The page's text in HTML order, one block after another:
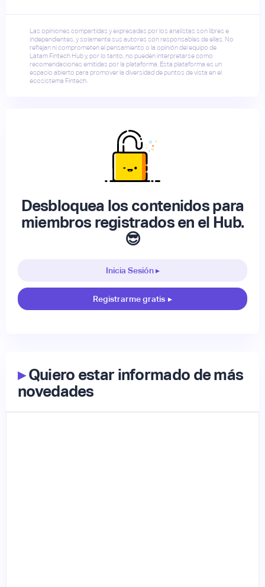
Las opiniones compartidas y expresadas por los analistas son libres e
independientes, y solamente sus autores son responsables de ellas. No
reflejan ni comprometen el pensamiento o la opinión del equipo de
Latam Fintech Hub y, por lo tanto, no pueden interpretarse como
recomendaciones emitidas por la plataforma. Esta plataforma es un
espacio abierto para promover la diversidad de puntos de vista en el
ecosistema Fintech.
Desbloquea los contenidos para
miembros registrados en el Hub.
😎
Inicia Sesión ▸
Registrarme gratis ▸
▸Quiero estar informado de más
novedades